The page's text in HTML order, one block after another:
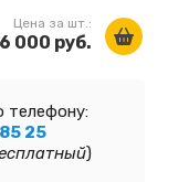
Цена за шт.:
6 000 руб.
телефону:
25
)